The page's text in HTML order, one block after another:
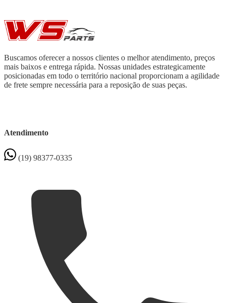
Buscamos oferecer a nossos clientes o melhor atendimento, preços
mais baixos e entrega rápida. Nossas unidades estrategicamente
posicionadas em todo o território nacional proporcionam a agilidade
de frete sempre necessária para a reposição de suas peças.
Atendimento
(19) 98377-0335